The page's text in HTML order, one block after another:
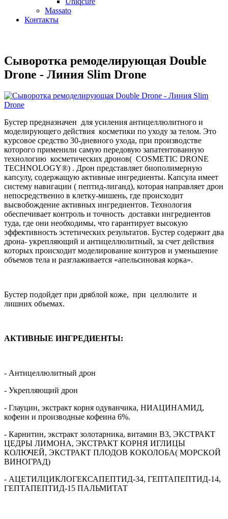
Massato
Контакты
Сыворотка ремоделирующая Double
Drone - Линия Slim Drone
Бустер предназначен для усиления антицеллюлитного и
моделирующего действия косметики по уходу за телом. Это
курсовое средство 30-дневного ухода, при производстве
которого применили самую передовую запатентованную
технологию косметических дронов( COSMETIC DRONE
TECHNOLOGY®) . Дрон представляет биополимерную
капсулу, содержащую активные ингредиенты. Капсула имеет
систему навигации ( пептид-лиганд), которая направляет дрон
непосредственно в клетку-мишень, где происходит
высвобождение активных ингредиентов. Технология
обеспечивает контроль и точность доставки ингредиентов
туда, где они необходимы, что гарантирует высокую
эффективность эстетических результатов. Бустер содержит два
дрона- укрепляющий и антицеллюлитный, за счет действия
которых происходит моделирование контуров и уменьшение
объемов тела и разглаживается «апельсиновая корка».
Бустер подойдет при дряблой коже, при целлюлите и
лишних объемах.
АКТИВНЫЕ ИНГРЕДИЕНТЫ:
- Антицеллюлитный дрон
- Укрепляющий дрон
- Глауцин, экстракт корня одуванчика, НИАЦИНАМИД,
кофеин и производные кофеина 6%.
- Карнитин, экстракт золотарника, витамин B3, ЭКСТРАКТ
ЦЕДРЫ ЛИМОНА, ЭКСТРАКТ КОРНЯ ИГЛИЦЫ
КОЛЮЧЕЙ, ЭКСТРАКТ ПЛОДОВ КОКОЛОБА( МОРСКОЙ
ВИНОГРАД)
- АЦЕТИЛЦИКЛОГЕКСАПЕПТИД-34, ГЕПТАПЕПТИД-14,
ГЕПТАПЕПТИД-15 ПАЛЬМИТАТ